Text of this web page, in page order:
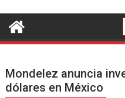
Mondelez anuncia
dólares en México